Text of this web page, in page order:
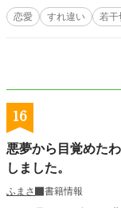
恋愛 すれ違い 若干
16
悪夢から目覚めた
しました。
ふまさ
書籍情報